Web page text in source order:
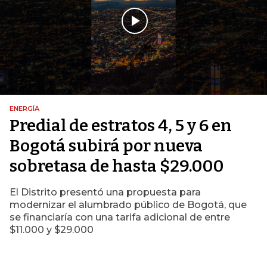
ENERGÍA
Predial de estratos 4, 5 y 6 en
Bogotá subirá por nueva
sobretasa de hasta $29.000
El Distrito presentó una propuesta para
modernizar el alumbrado público de Bogotá, que
se financiaría con una tarifa adicional de entre
$11.000 y $29.000